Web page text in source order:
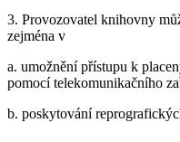
3. Provozovatel knihovny
zejména v
a. umožnění přístupu k
pomocí telekomunikačního
b. poskytování